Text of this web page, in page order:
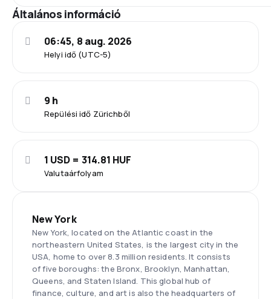
Általános információ
Helyi idő (UTC-5)
06:45, 8 aug. 2026
Repülési idő Zürichből
9 h
Valutaárfolyam
1 USD = 314.81 HUF
New York
New York, located on the Atlantic coast in the
northeastern United States, is the largest city in the
USA, home to over 8.3 million residents. It consists
of five boroughs: the Bronx, Brooklyn, Manhattan,
Queens, and Staten Island. This global hub of
finance, culture, and art is also the headquarters of